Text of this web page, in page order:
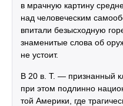
в мрачную картину
над человеческим
впитали безысходную
знаменитые слова об
не устоит.
В 20 в. Т. — признанный
при этом подлинно
той Америки, где